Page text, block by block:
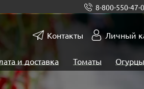
8-800-550-47-
Контакты Личный
и доставка Томаты Огурцы